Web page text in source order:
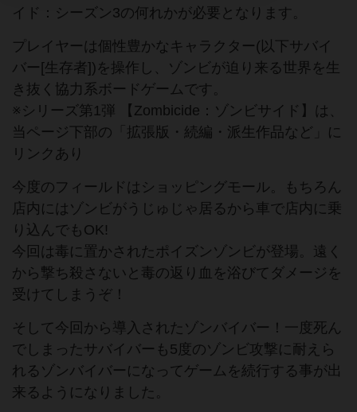
イド：シーズン3の何れかが必要となります。
プレイヤーは個性豊かなキャラクター(以下サバイ
バー[生存者])を操作し、ゾンビが迫り来る世界を生
き抜く協力系ボードゲームです。
※シリーズ第1弾 【Zombicide：ゾンビサイド】は、
当ページ下部の「拡張版・続編・派生作品など」に
リンクあり
今度のフィールドはショッピングモール。もちろん
店内にはゾンビがうじゅじゃ居るから車で店内に乗
り込んでもOK!
今回は毒に置かされたポイズンゾンビが登場。遠く
から撃ち殺さないと毒の返り血を浴びてダメージを
受けてしまうぞ！
そして今回から導入されたゾンバイバー！一度死ん
でしまったサバイバーも5度のゾンビ攻撃に耐えら
れるゾンバイバーになってゲームを続行する事が出
来るようになりました。